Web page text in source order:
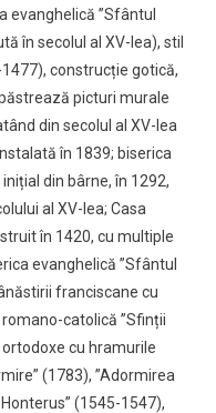
evanghelică ”Sfântul
în secolul al XV-lea), stil
construcție gotică,
picturi murale
din secolul al XV-lea
în 1839; biserica
din bârne, în 1292,
al XV-lea; Casa
în 1420, cu multiple
evanghelică ”Sfântul
franciscane cu
catolică ”Sfinții
ortodoxe cu hramurile
(1783), ”Adormirea
(1545-1547),